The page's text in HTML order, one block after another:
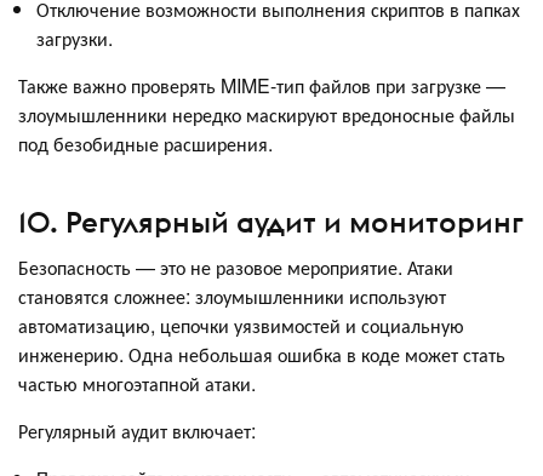
Отключение возможности выполнения скриптов в папках
загрузки.
Также важно проверять MIME-тип файлов при загрузке —
злоумышленники нередко маскируют вредоносные файлы
под безобидные расширения.
10. Регулярный аудит и мониторинг
Безопасность — это не разовое мероприятие. Атаки
становятся сложнее: злоумышленники используют
автоматизацию, цепочки уязвимостей и социальную
инженерию. Одна небольшая ошибка в коде может стать
частью многоэтапной атаки.
Регулярный аудит включает: